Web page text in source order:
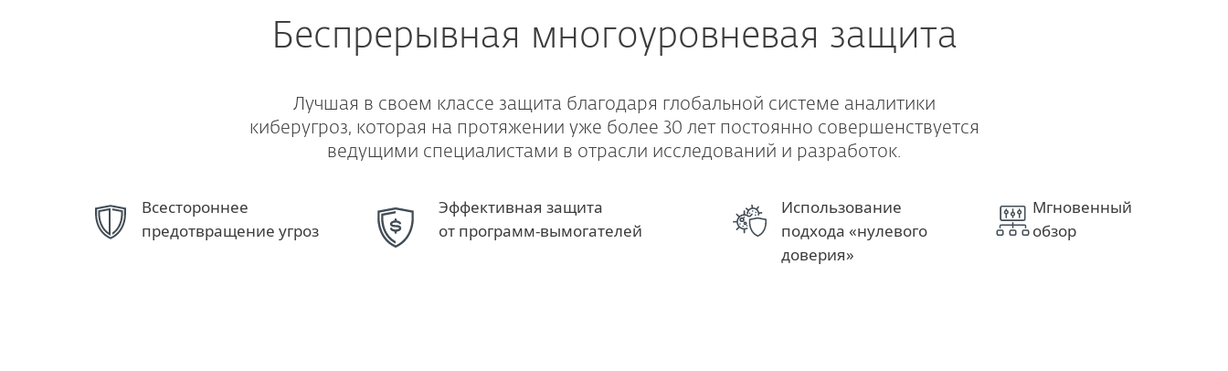
Беспрерывная многоуровневая защита
Лучшая в своем классе защита благодаря глобальной системе аналитики
киберугроз, которая на протяжении уже более 30 лет постоянно совершенствуется
ведущими специалистами в отрасли исследований и разработок.
Всестороннее
предотвращение угроз
Эффективная защита
от программ-вымогателей
Использование
подхода «нулевого
доверия»
Мгновенный
обзор